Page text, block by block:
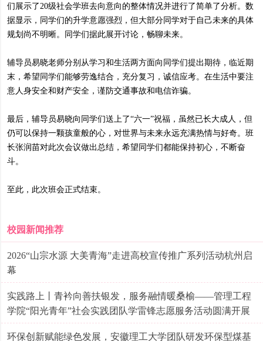
们展示了20级社会学班去向意向的整体情况并进行了简单了分析。数
据显示，同学们的升学意愿强烈，但大部分同学对于自己未来的具体
规划尚不明晰。同学们据此展开讨论，畅聊未来。
辅导员易晓老师分别从学习和生活两方面向同学们提出期待，临近期
末，希望同学们能够劳逸结合，充分复习，诚信应考。在生活中要注
意人身安全和财产安全，谨防交通事故和电信诈骗。
最后，辅导员易晓向同学们送上了“六一”祝福，虽然已长大成人，但
仍可以保持一颗孩童般的心，对世界与未来永远充满热情与好奇。班
长张润苗对此次会议做出总结，希望同学们都能保持初心，不断奋
斗。
至此，此次班会正式结束。
校园新闻推荐
2026“山宗水源 大美青海”走进高校宣传推广系列活动杭州启
幕
实践路上丨青衿向善扶银发，服务融情暖桑榆——管理工程
学院“阳光青年”社会实践团队学雷锋志愿服务活动圆满开展
环保创新赋能绿色发展，安徽理工大学团队研发环保型煤基